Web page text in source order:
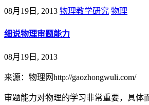
08月19日, 2013 物理教学研究 物理
细说物理审题能力
08月19日, 2013
来源：物理网http://gaozhongwuli.com/
审题能力对物理的学习非常重要，具体